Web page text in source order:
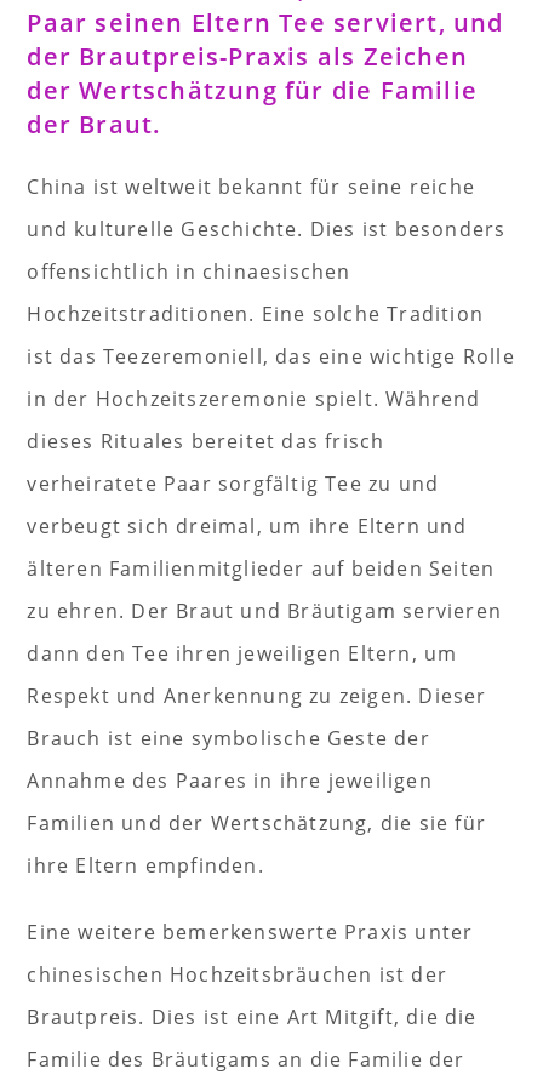
Paar seinen Eltern Tee serviert, und
der Brautpreis-Praxis als Zeichen
der Wertschätzung für die Familie
der Braut.
China ist weltweit bekannt für seine reiche
und kulturelle Geschichte. Dies ist besonders
offensichtlich in chinaesischen
Hochzeitstraditionen. Eine solche Tradition
ist das Teezeremoniell, das eine wichtige Rolle
in der Hochzeitszeremonie spielt. Während
dieses Rituales bereitet das frisch
verheiratete Paar sorgfältig Tee zu und
verbeugt sich dreimal, um ihre Eltern und
älteren Familienmitglieder auf beiden Seiten
zu ehren. Der Braut und Bräutigam servieren
dann den Tee ihren jeweiligen Eltern, um
Respekt und Anerkennung zu zeigen. Dieser
Brauch ist eine symbolische Geste der
Annahme des Paares in ihre jeweiligen
Familien und der Wertschätzung, die sie für
ihre Eltern empfinden.
Eine weitere bemerkenswerte Praxis unter
chinesischen Hochzeitsbräuchen ist der
Brautpreis. Dies ist eine Art Mitgift, die die
Familie des Bräutigams an die Familie der